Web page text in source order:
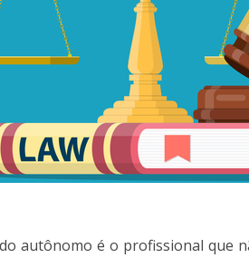
autônomo é o profissional que